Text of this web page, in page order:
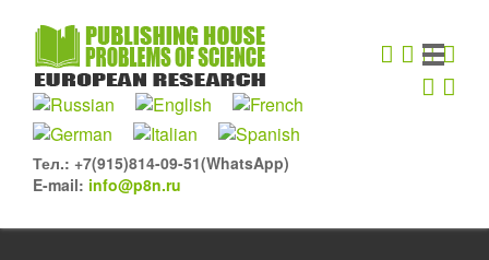
Тел.: +7(915)814-09-51(WhatsApp)
E-mail: info@p8n.ru